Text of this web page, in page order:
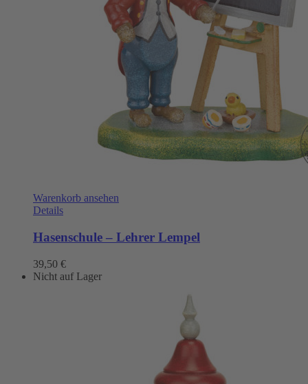
Warenkorb ansehen
Details
Hasenschule – Lehrer Lempel
39,50 €
Nicht auf Lager